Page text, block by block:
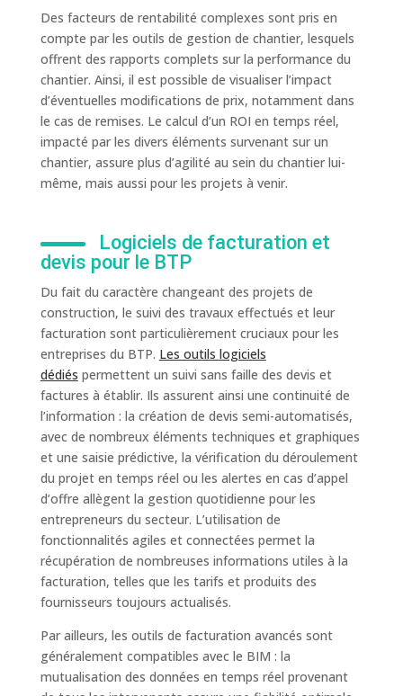
Des facteurs de rentabilité complexes sont pris en
compte par les outils de gestion de chantier, lesquels
offrent des rapports complets sur la performance du
chantier. Ainsi, il est possible de visualiser l’impact
d’éventuelles modifications de prix, notamment dans
le cas de remises. Le calcul d’un ROI en temps réel,
impacté par les divers éléments survenant sur un
chantier, assure plus d’agilité au sein du chantier lui-
même, mais aussi pour les projets à venir.
Logiciels de facturation et
devis pour le BTP
Du fait du caractère changeant des projets de
construction, le suivi des travaux effectués et leur
facturation sont particulièrement cruciaux pour les
entreprises du BTP. Les outils logiciels
dédiés permettent un suivi sans faille des devis et
factures à établir. Ils assurent ainsi une continuité de
l’information : la création de devis semi-automatisés,
avec de nombreux éléments techniques et graphiques
et une saisie prédictive, la vérification du déroulement
du projet en temps réel ou les alertes en cas d’appel
d’offre allègent la gestion quotidienne pour les
entrepreneurs du secteur. L’utilisation de
fonctionnalités agiles et connectées permet la
récupération de nombreuses informations utiles à la
facturation, telles que les tarifs et produits des
fournisseurs toujours actualisés.
Par ailleurs, les outils de facturation avancés sont
généralement compatibles avec le BIM : la
mutualisation des données en temps réel provenant